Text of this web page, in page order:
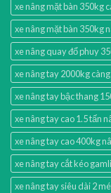
xe nâng mặt bàn 350kg
xe nâng mặt bàn 350kg
xe nâng quay đổ phuy
xe nâng tay 2000kg
xe nâng tay bậc thang
xe nâng tay cao 1.5 tấn
xe nâng tay cao 400kg
xe nâng tay cắt kéo
xe nâng tay siêu dài 2